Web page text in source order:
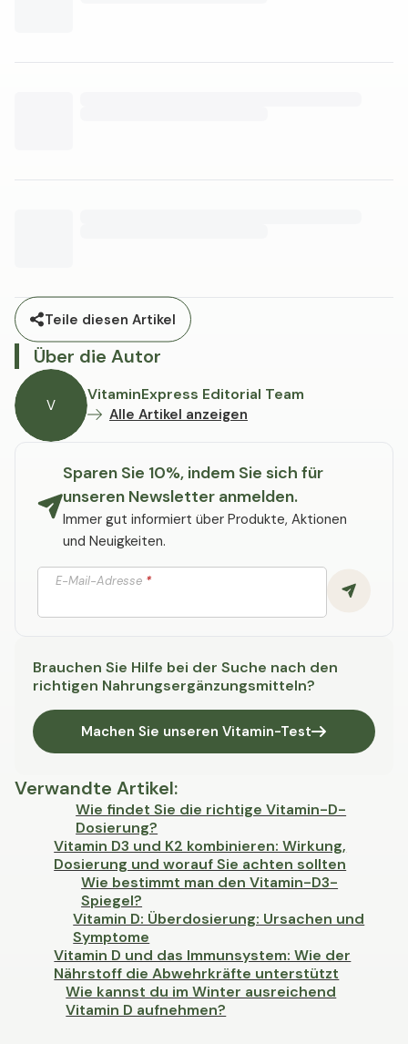
Teile diesen Artikel
Über die Autor
V
VitaminExpress Editorial Team
Alle Artikel anzeigen
Sparen Sie 10%, indem Sie sich für
unseren Newsletter anmelden.
Immer gut informiert über Produkte, Aktionen
und Neuigkeiten.
E-Mail-Adresse *
Brauchen Sie Hilfe bei der Suche nach den
richtigen Nahrungsergänzungsmitteln?
Machen Sie unseren Vitamin-Test
Verwandte Artikel:
Wie findet Sie die richtige Vitamin-D-
Dosierung?
Vitamin D3 und K2 kombinieren: Wirkung,
Dosierung und worauf Sie achten sollten
Wie bestimmt man den Vitamin-D3-
Spiegel?
Vitamin D: Überdosierung: Ursachen und
Symptome
Vitamin D und das Immunsystem: Wie der
Nährstoff die Abwehrkräfte unterstützt
Wie kannst du im Winter ausreichend
Vitamin D aufnehmen?